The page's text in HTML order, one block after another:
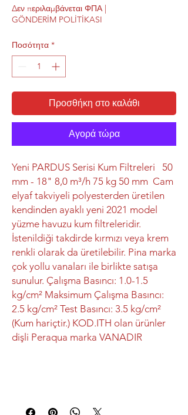
Δεν περιλαμβάνεται ΦΠΑ|
GÖNDERİM POLİTİKASI
Ποσότητα *
Προσθήκη στο καλάθι
Αγορά τώρα
Yeni PARDUS Serisi Kum Filtreleri 50
mm - 18" 8,0 m³/h 75 kg 50 mm Cam
elyaf takviyeli polyesterden üretilen
kendinden ayaklı yeni 2021 model
yüzme havuzu kum filtreleridir.
İstenildiği takdirde kırmızı veya krem
renkli olarak da üretilebilir. Pina marka
çok yollu vanaları ile birlikte satışa
sunulur. Çalışma Basıncı: 1.0-1.5
kg/cm² Maksimum Çalışma Basıncı:
2.5 kg/cm² Test Basıncı: 3.5 kg/cm²
(Kum hariçtir.) KOD.ITH olan ürünler
dişli Peraqua marka VANADIR